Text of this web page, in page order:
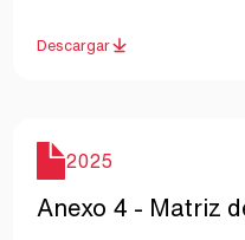
Descargar
Año
2025
Nombre
Anexo 4 - Matriz